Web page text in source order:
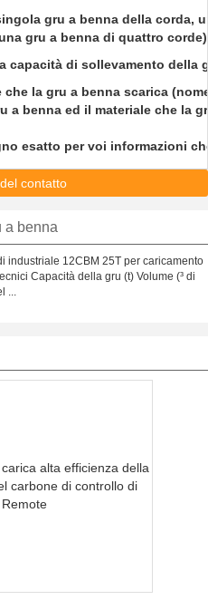
gru a benna della corda,
gru a benna di quattro corde)
capacità di sollevamento della
che la gru a benna scarica
a benna ed il materiale che la
esatto per voi informazioni
contatto
a benna
industriale 12CBM 25T per caricamento
Capacità della gru (t) Volume (³ di
...